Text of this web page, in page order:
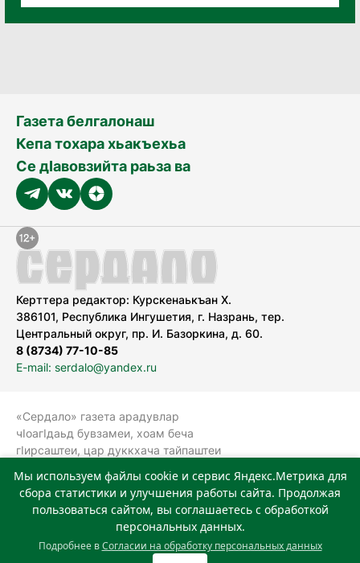
Газета белгалонаш
Кепа тохара хьакъехьа
Се дӀавовзийта раьза ва
Керттера редактор: Курскенаькъан Х.
386101, Республика Ингушетия, г. Назрань, тер.
Центральный округ, пр. И. Базоркина, д. 60.
8 (8734) 77-10-85
E-mail: serdalo@yandex.ru
«Сердало» газета арадувлар
чIоагIдаьд бувзамеи, хоам беча
гIирсаштеи, цар дуккхача тайпаштеи
болхлоша (Роскомнадзор).
Реестровая запись СМИ: ЭЛ № ФС 77-
78323 от 15.05.2020 г. Учредитель:
Государственное автономное
учреждение «Издательский дом
Мы используем файлы cookie и сервис Яндекс.Метрика для
сбора статистики и улучшения работы сайта. Продолжая
пользоваться сайтом, вы соглашаетесь с обработкой
персональных данных.
Подробнее вСогласии на обработку персональных данных